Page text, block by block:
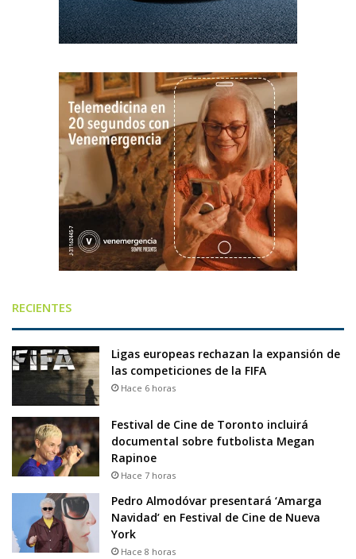
RECIENTES
Ligas europeas rechazan la expansión de
las competiciones de la FIFA
Hace 6 horas
Festival de Cine de Toronto incluirá
documental sobre futbolista Megan
Rapinoe
Hace 7 horas
Pedro Almodóvar presentará ‘Amarga
Navidad’ en Festival de Cine de Nueva
York
Hace 8 horas